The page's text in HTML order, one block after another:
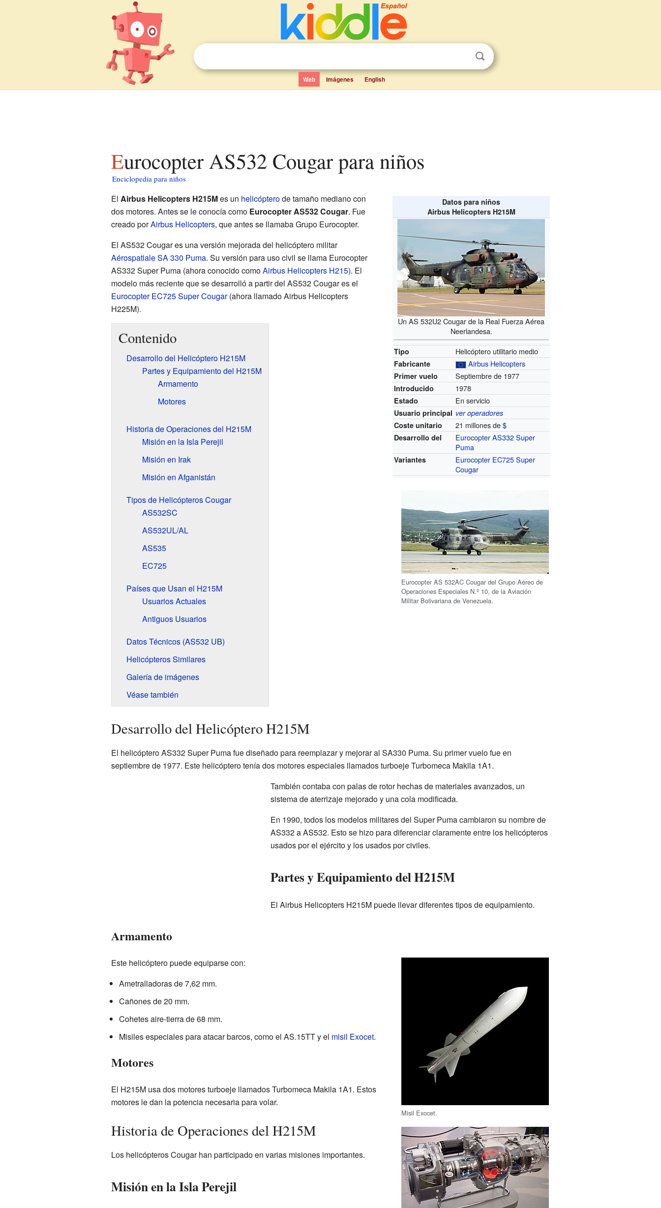
Web Imágenes English
Eurocopter AS532 Cougar para niños
Enciclopedia para niños
Datos para niños
Airbus Helicopters H215M
Un AS 532U2 Cougar de la Real Fuerza Aérea
Neerlandesa.
Tipo Helicóptero utilitario medio
Fabricante Airbus Helicopters
Primer vuelo Septiembre de 1977
Introducido 1978
Estado En servicio
Usuario principal ver operadores
Coste unitario
21 millones de$
Desarrollo del
Eurocopter AS332 Super
Puma
Variantes
Eurocopter EC725 Super
Cougar
Eurocopter AS 532AC Cougar del Grupo Aéreo de
Operaciones Especiales N.º 10, de la Aviación
Militar Bolivariana de Venezuela.
El Airbus Helicopters H215Mes un helicópterode tamaño mediano con
dos motores. Antes se le conocía como Eurocopter AS532 Cougar. Fue
creado porAirbus Helicopters, que antes se llamaba Grupo Eurocopter.
El AS532 Cougar es una versión mejorada del helicóptero militar
Aérospatiale SA 330 Puma. Su versión para uso civil se llama Eurocopter
AS332 Super Puma (ahora conocido comoAirbus Helicopters H215). El
modelo más reciente que se desarrolló a partir del AS532 Cougar es el
Eurocopter EC725 Super Cougar(ahora llamado Airbus Helicopters
H225M).
Contenido
Desarrollo del Helicóptero H215M
Partes y Equipamiento del H215M
Armamento
Motores
Historia de Operaciones del H215M
Misión en la Isla Perejil
Misión en Irak
Misión en Afganistán
Tipos de Helicópteros Cougar
AS532SC
AS532UL/AL
AS535
EC725
Países que Usan el H215M
Usuarios Actuales
Antiguos Usuarios
Datos Técnicos (AS532 UB)
Helicópteros Similares
Galería de imágenes
Véase también
Desarrollo del Helicóptero H215M
El helicóptero AS332 Super Puma fue diseñado para reemplazar y mejorar al SA330 Puma. Su primer vuelo fue en
septiembre de 1977. Este helicóptero tenía dos motores especiales llamados turboeje Turbomeca Makila 1A1.
También contaba con palas de rotor hechas de materiales avanzados, un
sistema de aterrizaje mejorado y una cola modificada.
En 1990, todos los modelos militares del Super Puma cambiaron su nombre de
AS332 a AS532. Esto se hizo para diferenciar claramente entre los helicópteros
usados por el ejército y los usados por civiles.
Partes y Equipamiento del H215M
El Airbus Helicopters H215M puede llevar diferentes tipos de equipamiento.
Armamento
Misil Exocet.
Este helicóptero puede equiparse con:
Ametralladoras de 7,62 mm.
Cañones de 20 mm.
Cohetes aire-tierra de 68 mm.
Misiles especiales para atacar barcos, como el AS.15TT y el misil Exocet.
Motores
El H215M usa dos motores turboeje llamados Turbomeca Makila 1A1. Estos
motores le dan la potencia necesaria para volar.
Historia de Operaciones del H215M
Los helicópteros Cougar han participado en varias misiones importantes.
Misión en la Isla Perejil